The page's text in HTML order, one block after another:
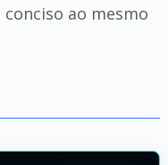
ao mesmo